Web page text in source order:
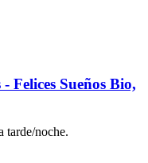
Felices Sueños Bio,
tarde/noche.